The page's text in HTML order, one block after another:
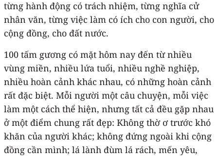
từng hành động có trách nhiệm, từng nghĩa cử
nhân văn, từng việc làm có ích cho con người, cho
cộng đồng, cho đất nước.
100 tấm gương có mặt hôm nay đến từ nhiều
vùng miền, nhiều lứa tuổi, nhiều nghề nghiệp,
nhiều hoàn cảnh khác nhau, có những hoàn cảnh
rất đặc biệt. Mỗi người một câu chuyện, mỗi việc
làm một cách thể hiện, nhưng tất cả đều gặp nhau
ở một điểm chung rất đẹp: Không thờ ơ trước khó
khăn của người khác; không đứng ngoài khi cộng
đồng cần mình; lá lành đùm lá rách, mến yêu,